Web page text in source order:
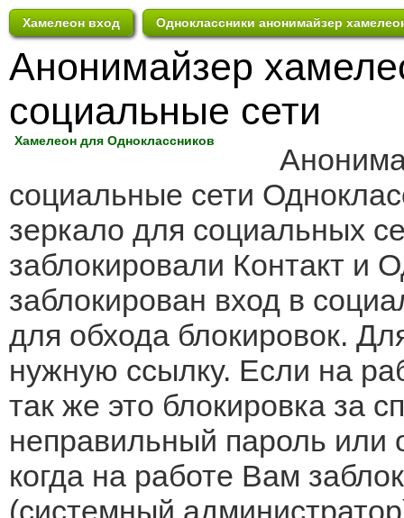
Хамелеон вход Одноклассники анонимайзер
Анонимайзер
социальные сети
Хамелеон для Одноклассников
социальные сети
зеркало для социальных
заблокировали Контакт и
заблокирован вход в
для обхода блокировок.
нужную ссылку. Если на
так же это блокировка за
неправильный пароль или
когда на работе Вам
(системный